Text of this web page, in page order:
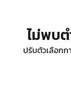
ไม่พบ
ปรับตัวเลือก